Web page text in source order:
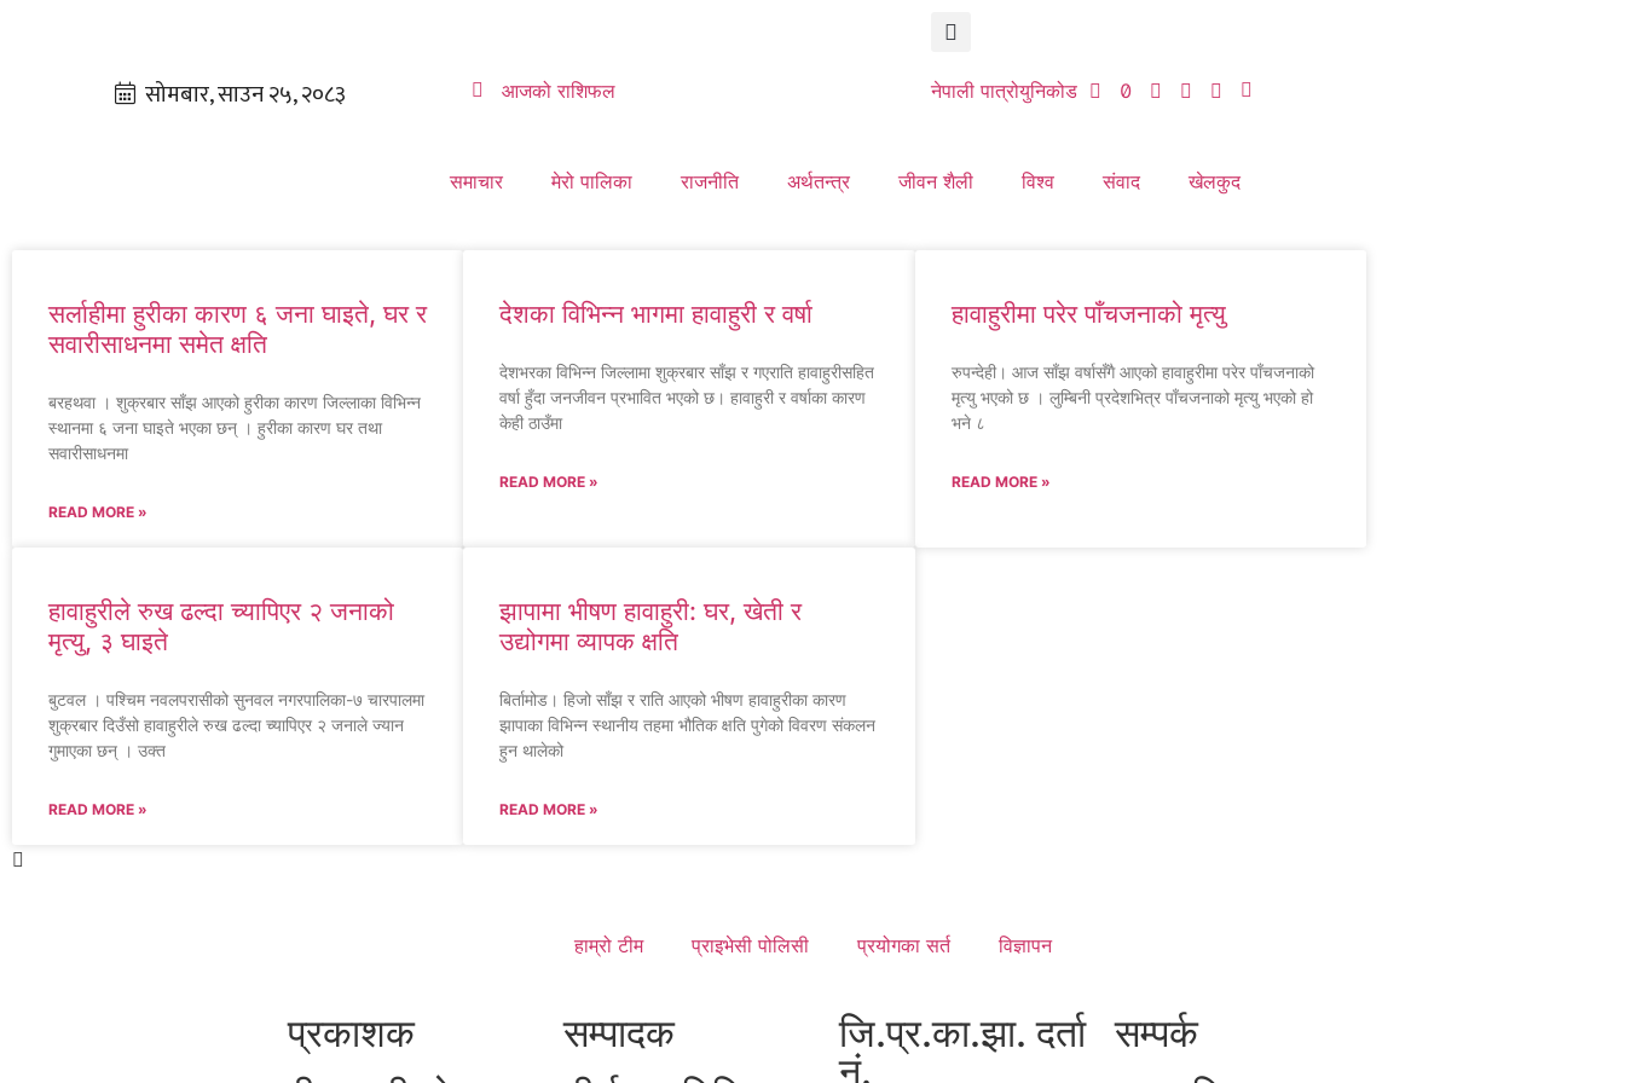
आजको राशिफल नेपाली पात्रोयुनिकोड
समाचार मेरो पालिका राजनीति अर्थतन्त्र जीवन शैली विश्व संवाद खेलकुद
सर्लाहीमा हुरीका कारण ६ जना घाइते, घर र
सवारीसाधनमा समेत क्षति
बरहथवा । शुक्रबार साँझ आएको हुरीका कारण जिल्लाका विभिन्न
स्थानमा ६ जना घाइते भएका छन् । हुरीका कारण घर तथा
सवारीसाधनमा
READ MORE »
देशका विभिन्न भागमा हावाहुरी र वर्षा
देशभरका विभिन्न जिल्लामा शुक्रबार साँझ र गएराति हावाहुरीसहित
वर्षा हुँदा जनजीवन प्रभावित भएको छ। हावाहुरी र वर्षाका कारण
केही ठाउँमा
READ MORE »
हावाहुरीमा परेर पाँचजनाको मृत्यु
रुपन्देही। आज साँझ वर्षासँगै आएको हावाहुरीमा परेर पाँचजनाको
मृत्यु भएको छ । लुम्बिनी प्रदेशभित्र पाँचजनाको मृत्यु भएको हो
भने ८
READ MORE »
हावाहुरीले रुख ढल्दा च्यापिएर २ जनाको
मृत्यु, ३ घाइते
बुटवल । पश्चिम नवलपरासीको सुनवल नगरपालिका-७ चारपालमा
शुक्रबार दिउँसो हावाहुरीले रुख ढल्दा च्यापिएर २ जनाले ज्यान
गुमाएका छन् । उक्त
READ MORE »
झापामा भीषण हावाहुरी: घर, खेती र
उद्योगमा व्यापक क्षति
बिर्तामोड। हिजो साँझ र राति आएको भीषण हावाहुरीका कारण
झापाका विभिन्न स्थानीय तहमा भौतिक क्षति पुगेको विवरण संकलन
हुन थालेको
READ MORE »
हाम्रो टीम प्राइभेसी पोलिसी प्रयोगका सर्त विज्ञापन
प्रकाशक
सम्पादक
जि.प्र.का.झा. दर्ता
नं.
सम्पर्क